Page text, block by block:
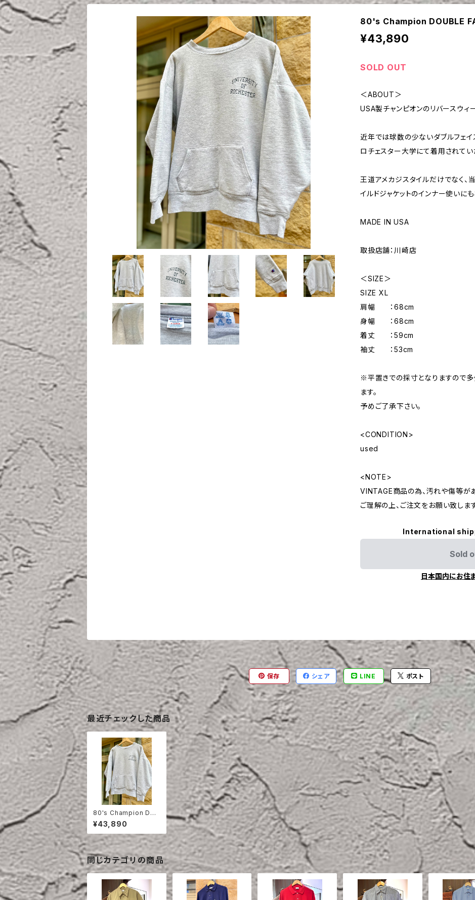
80's Champion DOUBLE
¥43,890
SOLD OUT
＜ABOUT＞
USA製チャンピオンのリバースウィー
近年では球数の少ないダブルフェイ
ロチェスター大学にて着用されてい
王道アメカジスタイルだけでなく、
イルドジャケットのインナー使いに
MADE IN USA
取扱店舗：川崎店
＜SIZE＞
SIZE XL
肩幅 ：68cm
身幅 ：68cm
着丈 ：59cm
袖丈 ：53cm
※平置きでの採寸となりますので
ます。
予めご了承下さい。
<CONDITION>
used
<NOTE>
VINTAGE商品の為、汚れや傷等が
ご理解の上、ご注文をお願い致します
International
Sold
日本国内にお住
保存 シェア LINE ポスト
最近チェックした商品
80's Champion DO
UBLE FACE REVERS
E WEAVE
¥43,890
同じカテゴリの商品